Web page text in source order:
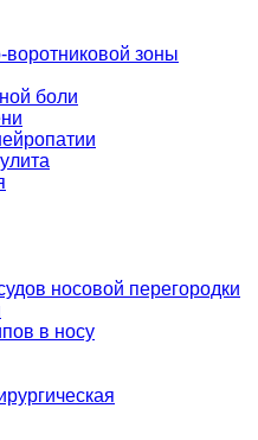
зоны
боли
носовой перегородки
в носу